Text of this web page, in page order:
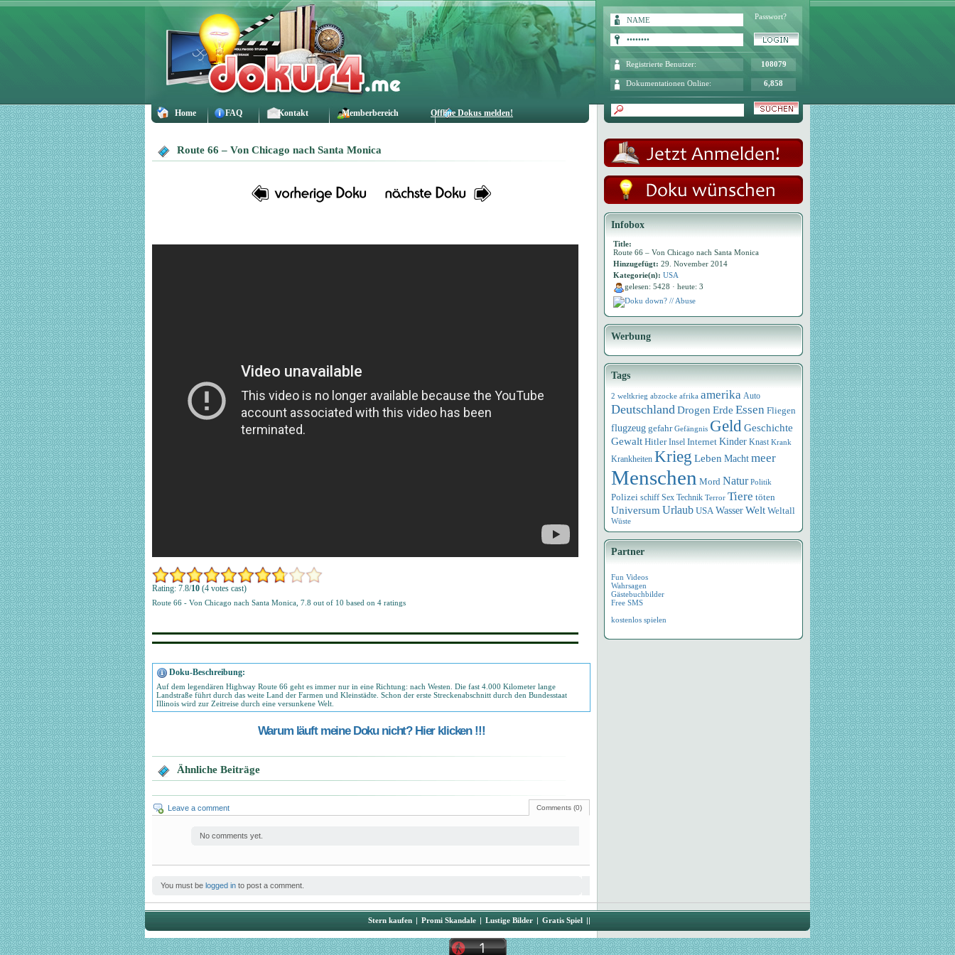
Home FAQ Kontakt Memberbereich Offline Dokus melden!
Passwort?
Registrierte Benutzer: 108079
Dokumentationen Online: 6,858
Route 66 – Von Chicago nach Santa Monica
Rating: 7.8/10 (4 votes cast)
Route 66 - Von Chicago nach Santa Monica 7.8 out of 10 based on 4 ratings
Doku-Beschreibung:
Auf dem legendären Highway Route 66 geht es immer nur in eine Richtung: nach Westen. Die fast 4.000 Kilometer lange
Landstraße führt durch das weite Land der Farmen und Kleinstädte. Schon der erste Streckenabschnitt durch den Bundesstaat
Illinois wird zur Zeitreise durch eine versunkene Welt.
Warum läuft meine Doku nicht? Hier klicken !!!
Ähnliche Beiträge
Comments (0)
Leave a comment
No comments yet.
You must be logged in to post a comment.
Infobox
Title:
Route 66 – Von Chicago nach Santa Monica
Hinzugefügt: 29. November 2014
Kategorie(n): USA
gelesen: 5428 · heute: 3
Doku down? // Abuse
Werbung
Tags
2 weltkrieg abzocke afrika amerika Auto
DeutschlandDrogen Erde Essen Fliegen
flugzeug gefahr Gefängnis GeldGeschichte
Gewalt Hitler Insel Internet Kinder Knast Krank
Krankheiten Krieg Leben Macht meer
Menschen Mord Natur Politik
Polizei schiff Sex Technik Terror Tiere töten
Universum Urlaub USA WasserWelt Weltall
Wüste
Partner
Fun Videos
Wahrsagen
Gästebuchbilder
Free SMS
kostenlos spielen
Stern kaufen | Promi Skandale | Lustige Bilder | Gratis Spiel ||